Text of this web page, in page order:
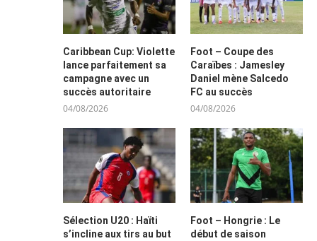
Caribbean Cup: Violette
lance parfaitement sa
campagne avec un
succès autoritaire
04/08/2026
Foot – Coupe des
Caraïbes : Jamesley
Daniel mène Salcedo
FC au succès
04/08/2026
Sélection U20 : Haïti
s’incline aux tirs au but
Foot – Hongrie : Le
début de saison